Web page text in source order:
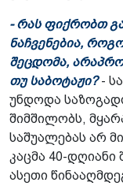
- რას ფიქრობთ
ნაჩვენებია,
შეცდომა,
თუ საბოტაჟი?-
უნდოდა
შიმშილობს,
საშუალებას არ
კაცმა 40-
ასეთი